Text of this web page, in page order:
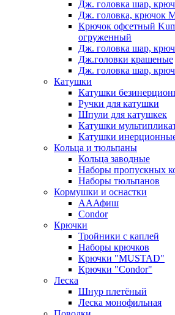
Дж. головка шар,
Дж. головка, крючок
Крючок офсетный
огруженный
Дж. головка шар,
Дж.головки крашеные
Дж. головка шар,
Катушки
Катушки
Ручки для катушки
Шпули для катушкек
Катушки
Катушки
Кольца и тюльпаны
Кольца заводные
Наборы пропускных
Наборы тюльпанов
Кормушки и оснастки
АААфиш
Condor
Крючки
Тройники с каплей
Наборы крючков
Крючки "MUSTAD"
Крючки "Condor"
Леска
Шнур плетёный
Леска монофильная